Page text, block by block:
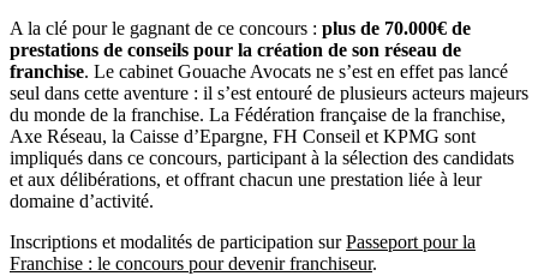
A la clé pour le gagnant de ce concours : plus de 70.000€ de
prestations de conseils pour la création de son réseau de
franchise. Le cabinet Gouache Avocats ne s’est en effet pas lancé
seul dans cette aventure : il s’est entouré de plusieurs acteurs majeurs
du monde de la franchise. La Fédération française de la franchise,
Axe Réseau, la Caisse d’Epargne, FH Conseil et KPMG sont
impliqués dans ce concours, participant à la sélection des candidats
et aux délibérations, et offrant chacun une prestation liée à leur
domaine d’activité.
Inscriptions et modalités de participation surPasseport pour la
Franchise : le concours pour devenir franchiseur.